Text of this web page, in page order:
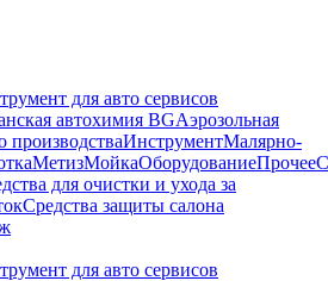
для авто сервисов
автохимия BGАэрозольная
производстваИнструментМалярно-
МетизМойкаОборудованиеПрочее
для очистки и ухода за
Средства защиты салона
для авто сервисов